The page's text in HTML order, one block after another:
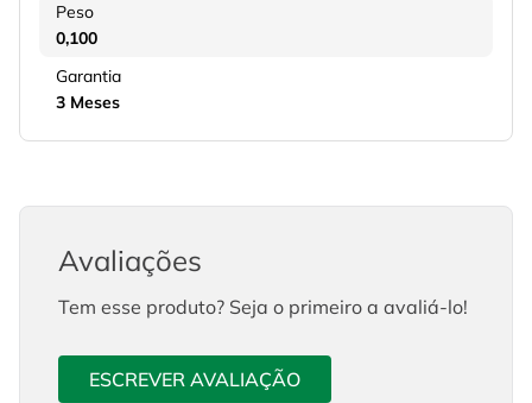
Peso
0,100
Garantia
3 Meses
Avaliações
Tem esse produto? Seja o primeiro a avaliá-lo!
ESCREVER AVALIAÇÃO